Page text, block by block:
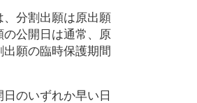
分割出願は原出願
公開日は通常、原
願の臨時保護期間
のいずれか早い日